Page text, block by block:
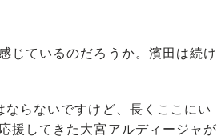
じているのだろうか。濱田は続け
ならないですけど、長くここにい
援してきた大宮アルディージャが